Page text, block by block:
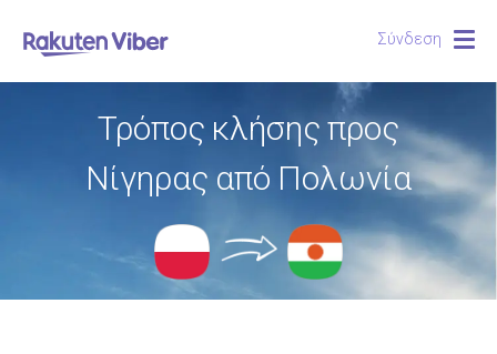
Σύνδεση
Τρόπος κλήσης προς
Νίγηρας από Πολωνία